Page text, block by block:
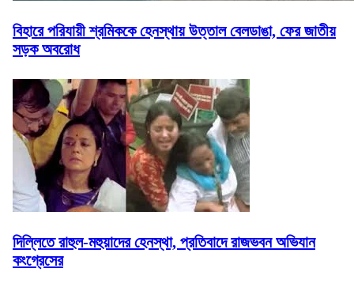
বিহারে পরিযায়ী শ্রমিককে হেনস্থায় উত্তাল বেলডাঙা, ফের জাতীয়
সড়ক অবরোধ
দিল্লিতে রাহুল-মহুয়াদের হেনস্থা, প্রতিবাদে রাজভবন অভিযান
কংগ্রেসের